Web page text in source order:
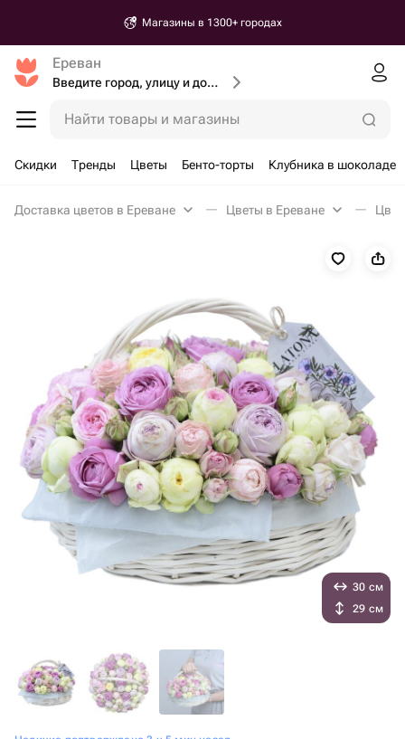
Магазины в 1300+ городах
Ереван
Введите город, улицу и дом доставки
Найти товары и магазины
Скидки Тренды Цветы Бенто-торты Клубника в шоколаде
Доставка цветов в Ереване Цветы в Ереване
30 см
29 см